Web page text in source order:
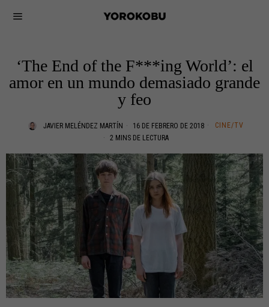
‘The End of the F***ing World’: el
amor en un mundo demasiado grande
y feo
JAVIER MELÉNDEZ MARTÍN 16 DE FEBRERO DE 2018
CINE/TV
2 MINS DE LECTURA